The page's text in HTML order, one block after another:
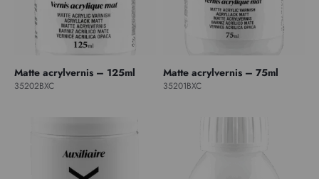
Matte acrylvernis – 125ml
35202BXC
Matte acrylvernis – 75ml
35201BXC